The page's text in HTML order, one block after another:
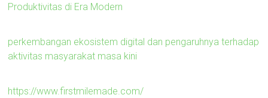
Produktivitas di Era Modern
perkembangan ekosistem digital dan pengaruhnya terhadap
aktivitas masyarakat masa kini
https://www.firstmilemade.com/